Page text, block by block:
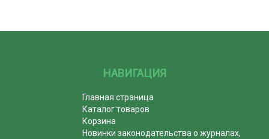
НАВИГАЦИЯ
Главная страница
Каталог товаров
Корзина
Новинки законодательства о журналах,